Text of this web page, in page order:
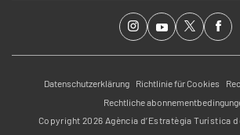
Datenschutzerklärung Richtlinie für Cookies
Rechtliche
Copyright 2026 Agència d’Estratègia Turística